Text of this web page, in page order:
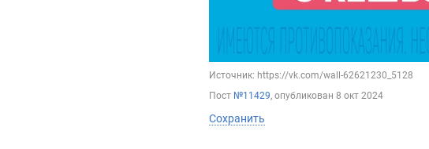
Источник: https://vk.com/wall-62621230_5128
Пост №11429, опубликован 8 окт 2024
Сохранить